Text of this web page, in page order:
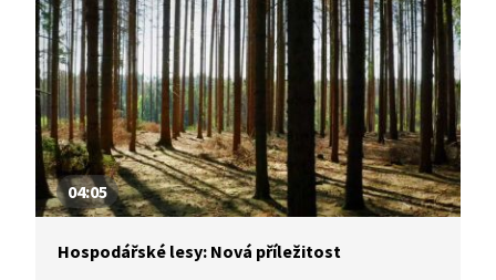
jako je kůrovec.
04:05
Hospodářské lesy: Nová příležitost